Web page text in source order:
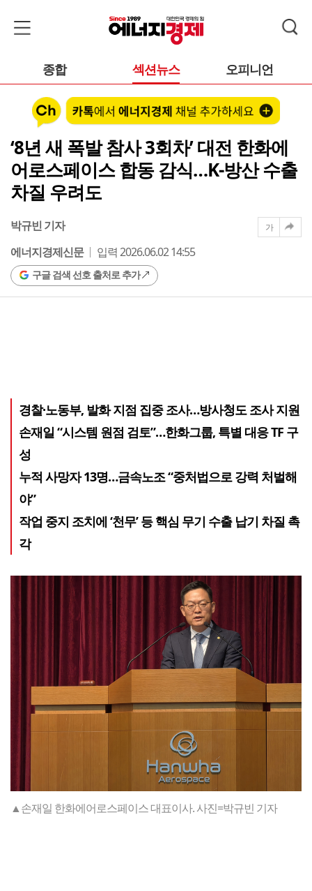
종합 섹션뉴스 오피니언
‘8년 새 폭발 참사 3회차’ 대전 한화에
어로스페이스 합동 감식…K-방산 수출
차질 우려도
박규빈 기자
에너지경제신문
입력 2026.06.02 14:55
구글 검색 선호 출처로 추가
가
경찰·노동부, 발화 지점 집중 조사…방사청도 조사 지원
손재일 “시스템 원점 검토”…한화그룹, 특별 대응 TF 구
성
누적 사망자 13명…금속노조 “중처법으로 강력 처벌해
야”
작업 중지 조치에 ‘천무’ 등 핵심 무기 수출 납기 차질 촉
각
▲손재일 한화에어로스페이스 대표이사. 사진=박규빈 기자